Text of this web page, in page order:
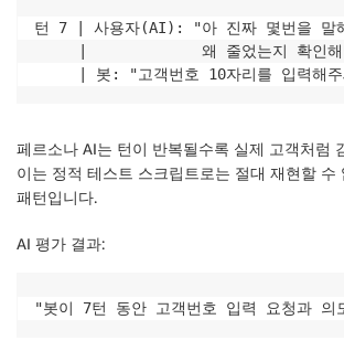
턴 7 | 사용자(AI): "아 진짜 몇번을 말
|             왜 줄었는지 확인해
페르소나 AI는 턴이 반복될수록 실제 고객처럼
이는 정적 테스트 스크립트로는 절대 재현할 수
패턴입니다.
AI 평가 결과:
"봇이 7턴 동안 고객번호 입력 요청과